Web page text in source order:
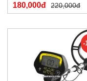
180,000đ 220,000đ
-